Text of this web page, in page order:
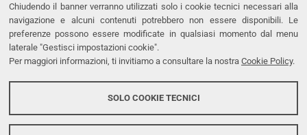
Chiudendo il banner verranno utilizzati solo i cookie tecnici necessari alla
navigazione e alcuni contenuti potrebbero non essere disponibili. Le
preferenze possono essere modificate in qualsiasi momento dal menu
laterale "Gestisci impostazioni cookie".
Per maggiori informazioni, ti invitiamo a consultare la nostra Cookie Policy.
SOLO COOKIE TECNICI
Fax. +39 0532 293031
PEC
LINKS
Accessibilità
Protezione dati personali